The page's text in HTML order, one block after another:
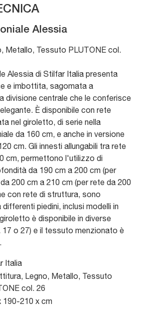
Alessia
Metallo, Tessuto PLUTONE col.
Alessia di Stilfar Italia presenta
e imbottita, sagomata a
divisione centrale che le conferisce
È disponibile con rete
nel giroletto, di serie nella
da 160 cm, e anche in versione
cm. Gli innesti allungabili tra rete
cm, permettono l'utilizzo di
da 190 cm a 200 cm (per
200 cm a 210 cm (per rete da 200
con rete di struttura, sono
piedini, inclusi modelli in
è disponibile in diverse
17 o 27) e il tessuto menzionato è
Italia
Legno, Metallo, Tessuto
col. 26
190-210 x cm